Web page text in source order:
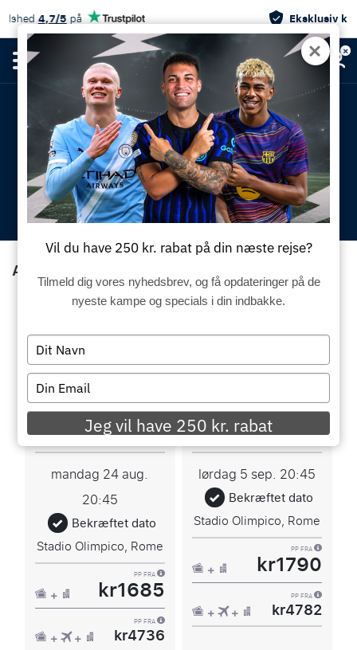
Eksklusiv kampændringsgaranti
AS Roma - VfB Stuttgart (EL) kommer snart
Dato og spilletidspunkt for følgende kampe 'AS Roma - VfB Stuttgart
(EL)' er endnu ikke blevet offentliggjort.
Tilmeld dig nyhedsbrevet og modtag de seneste opdateringer
Andre kampe du måske vil se:
AS Roma - ACF
Fiorentina
mandag 24 aug.
20:45
Bekræftet dato
Stadio Olimpico, Rome
PP FRA
kr1685
PP FRA
kr4736
AS Roma -
Atalanta BC
lørdag 5 sep. 20:45
Bekræftet dato
Stadio Olimpico, Rome
PP FRA
kr1790
PP FRA
kr4782
Vil du have 250 kr. rabat på din næste rejse?
Tilmeld dig vores nyhedsbrev, og få opdateringer på de
nyeste kampe og specials i din indbakke.
Type
your
name
Type
your
email
Jeg vil have 250 kr. rabat